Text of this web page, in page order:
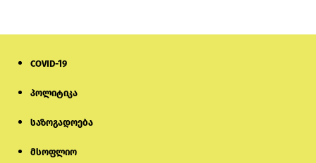
COVID-19
პოლიტიკა
საზოგადოება
მსოფლიო